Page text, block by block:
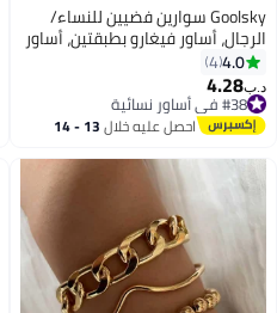
Goolsky سوارين فضيين للنساء/
الرجال، أساور فيغارو بطبقتين، أساور
كوبية ثعبانية 2 مم للنساء والرجال
4.0
4
د.ب‏4.28
#38 في أساور نسائية
#38 في أساور نسائية احصل عليه خلال 13 - 14